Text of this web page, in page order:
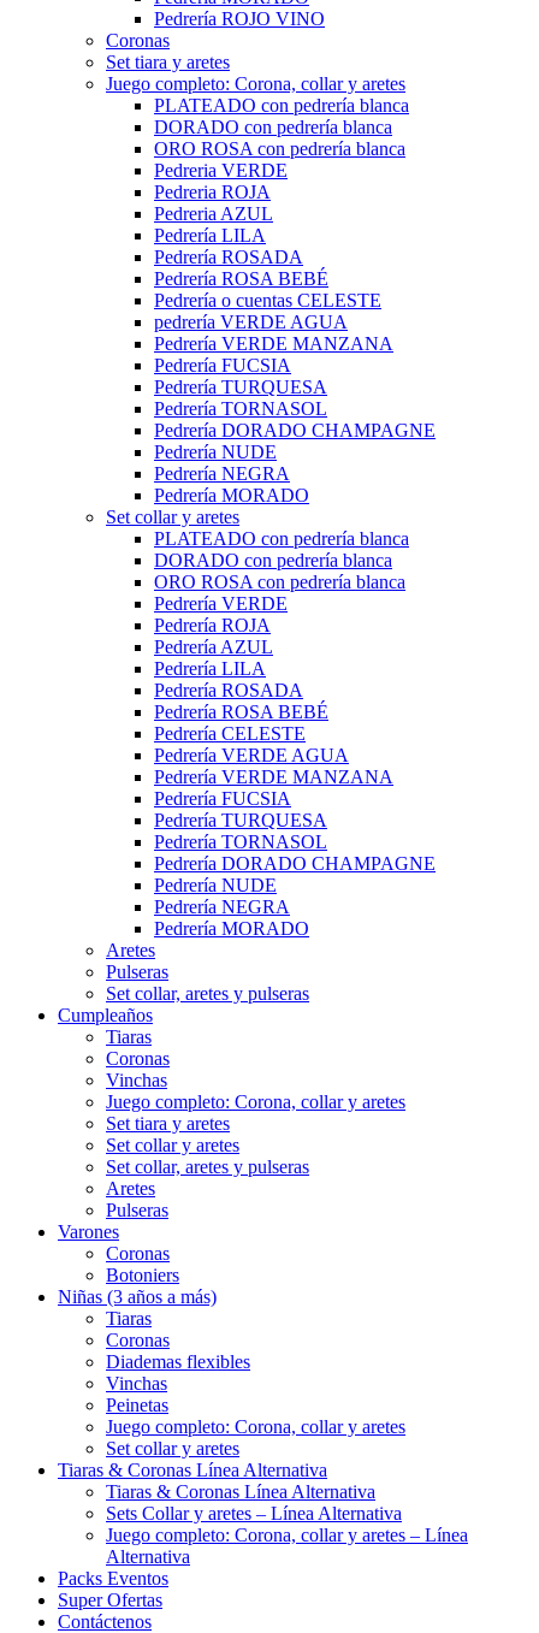
Pedrería ROJO VINO
Coronas
Set tiara y aretes
Juego completo: Corona, collar y aretes
PLATEADO con pedrería blanca
DORADO con pedrería blanca
ORO ROSA con pedrería blanca
Pedreria VERDE
Pedreria ROJA
Pedreria AZUL
Pedrería LILA
Pedrería ROSADA
Pedrería ROSA BEBÉ
Pedrería o cuentas CELESTE
pedrería VERDE AGUA
Pedrería VERDE MANZANA
Pedrería FUCSIA
Pedrería TURQUESA
Pedrería TORNASOL
Pedrería DORADO CHAMPAGNE
Pedrería NUDE
Pedrería NEGRA
Pedrería MORADO
Set collar y aretes
PLATEADO con pedrería blanca
DORADO con pedrería blanca
ORO ROSA con pedrería blanca
Pedrería VERDE
Pedrería ROJA
Pedrería AZUL
Pedrería LILA
Pedrería ROSADA
Pedrería ROSA BEBÉ
Pedrería CELESTE
Pedrería VERDE AGUA
Pedrería VERDE MANZANA
Pedrería FUCSIA
Pedrería TURQUESA
Pedrería TORNASOL
Pedrería DORADO CHAMPAGNE
Pedrería NUDE
Pedrería NEGRA
Pedrería MORADO
Aretes
Pulseras
Set collar, aretes y pulseras
Cumpleaños
Tiaras
Coronas
Vinchas
Juego completo: Corona, collar y aretes
Set tiara y aretes
Set collar y aretes
Set collar, aretes y pulseras
Aretes
Pulseras
Varones
Coronas
Botoniers
Niñas (3 años a más)
Tiaras
Coronas
Diademas flexibles
Vinchas
Peinetas
Juego completo: Corona, collar y aretes
Set collar y aretes
Tiaras & Coronas Línea Alternativa
Tiaras & Coronas Línea Alternativa
Sets Collar y aretes – Línea Alternativa
Juego completo: Corona, collar y aretes – Línea
Alternativa
Packs Eventos
Super Ofertas
Contáctenos